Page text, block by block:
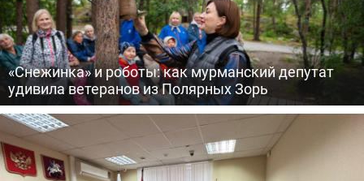
«Снежинка» и роботы: как мурманский депутат
удивила ветеранов из Полярных Зорь